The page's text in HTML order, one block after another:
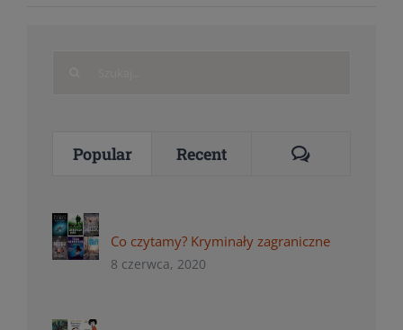
Popular Recent Comments
Co czytamy? Kryminały zagraniczne
8 czerwca, 2020